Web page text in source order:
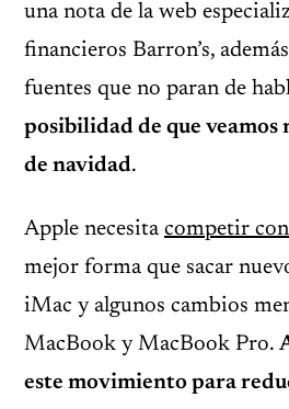
una nota de la web
financieros Barron’s,
fuentes que no paran de
posibilidad de que veamos
de navidad.
Apple necesita competir
mejor forma que sacar
iMac y algunos cambios
MacBook y MacBook Pro.
este movimiento para